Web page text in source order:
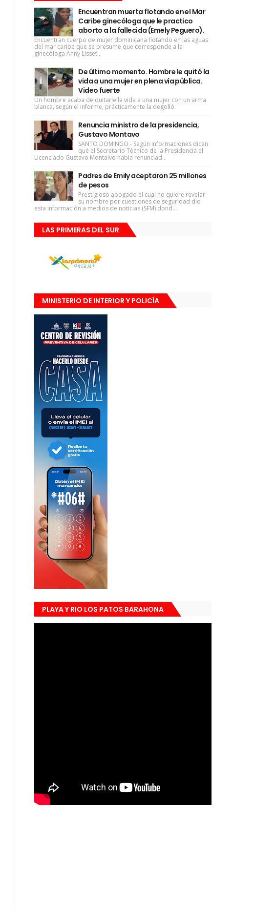
Encuentran muerta flotando en el Mar
Caribe ginecóloga que le practico
aborto a la fallecida (Emely Peguero).
Encuentran cuerpo de mujer dominicana flotando en las aguas
del mar caribe que se presume que corresponde a la
ginecóloga Anny Lisset...
De último momento. Hombre le quitó la
vida a una mujer en plena vía pública.
Video fuerte
Un hombre acaba de quitarle la vida a una mujer con un arma
blanca, según el informe, prácticamente la degolló.
Renuncia ministro de la presidencia,
Gustavo Montavo
SANTO DOMINGO.- Según informaciones dicen
qué el Secretario Técnico de la Presidencia el
Licenciado Gustavo Montalvo había renunciad...
Padres de Emily aceptaron 25 millones
de pesos
Prestigioso abogado el cual no quiere revelar
su nombre por cuestiones de seguridad dio
esta información a medios de noticias (SFM) dond...
LAS PRIMERAS DEL SUR
MINISTERIO DE INTERIOR Y POLICÍA
PLAYA Y RIO LOS PATOS BARAHONA